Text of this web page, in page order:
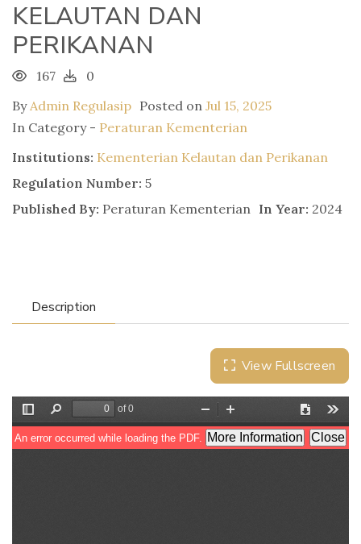
KELAUTAN DAN
PERIKANAN
167
0
ByAdmin Regulasip Posted on Jul 15, 2025
In Category - Peraturan Kementerian
Institutions: Kementerian Kelautan dan Perikanan
Regulation Number: 5
Published By: Peraturan Kementerian In Year: 2024
Description
View Fullscreen